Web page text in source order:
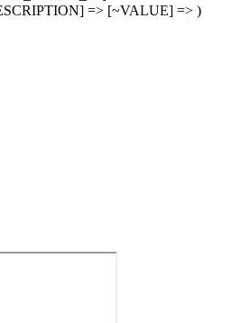
=> [~VALUE] => )